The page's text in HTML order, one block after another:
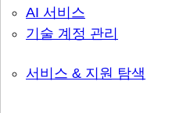
AI 서비스
기술 계정 관리
서비스 & 지원 탐색